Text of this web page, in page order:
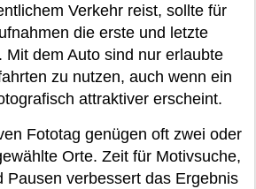
Verkehr reist, sollte für
die erste und letzte
Mit dem Auto sind nur erlaubte
zu nutzen, auch wenn ein
attraktiver erscheint.
Fototag genügen oft zwei oder
Orte. Zeit für Motivsuche,
Pausen verbessert das Ergebnis